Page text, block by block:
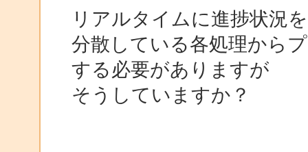
リアルタイムに進捗状況
分散している各処理から
する必要がありますが
そうしていますか？